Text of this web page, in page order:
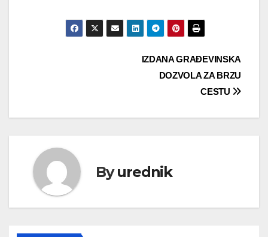
IZDANA GRAĐEVINSKA
DOZVOLA ZA BRZU
CESTU
Byurednik